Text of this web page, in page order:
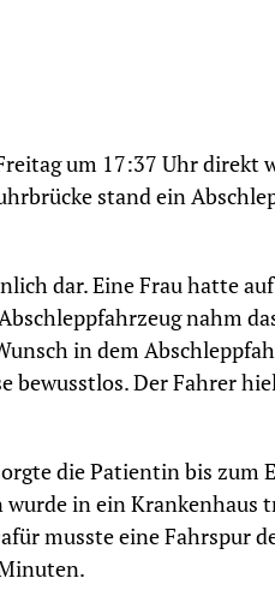
um 17:37 Uhr direkt
stand ein
dar. Eine Frau hatte
nahm
in dem
bewusstlos. Der Fahrer
die Patientin bis zum
wurde in ein Krankenhaus
musste eine Fahrspur